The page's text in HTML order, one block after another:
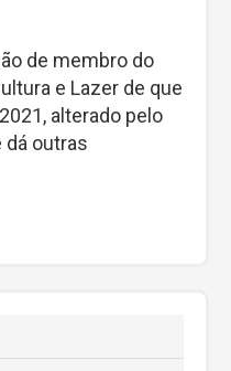
de membro do
e Lazer de que
alterado pelo
dá outras